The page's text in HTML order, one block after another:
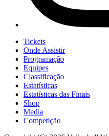
Tickets
Onde Assistir
Programação
Equipes
Classificação
Estatísticas
Estatísticas das Finais
Shop
Media
Competição